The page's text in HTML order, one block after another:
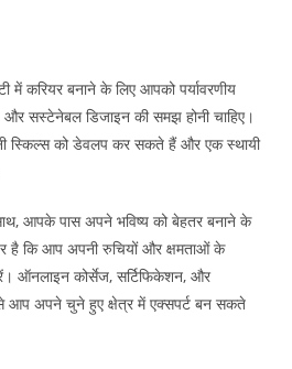
में करियर बनाने के लिए आपको पर्यावरणीय
और सस्टेनेबल डिजाइन की समझ होनी चाहिए।
स्किल्स को डेवलप कर सकते हैं और एक स्थायी
आपके पास अपने भविष्य को बेहतर बनाने के
है कि आप अपनी रुचियों और क्षमताओं के
ऑनलाइन कोर्सेज, सर्टिफिकेशन, और
आप अपने चुने हुए क्षेत्र में एक्सपर्ट बन सकते